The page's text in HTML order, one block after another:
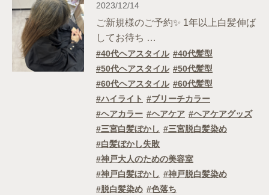
2023/12/14
ご新規様のご予約✨ 1年以上白髪伸ば
してお待ち …
40代ヘアスタイル
40代髪型
50代ヘアスタイル
50代髪型
60代ヘアスタイル
60代髪型
ハイライト
ブリーチカラー
ヘアカラー
ヘアケア
ヘアケアグッズ
三宮白髪ぼかし
三宮脱白髪染め
白髪ぼかし失敗
神戸大人のための美容室
神戸白髪ぼかし
神戸脱白髪染め
脱白髪染め
色落ち